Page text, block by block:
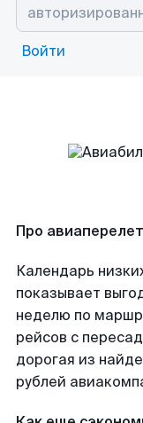
Войти
Про
Календарь
показывает
неделю по
рейсов с
дорогая из
рублей